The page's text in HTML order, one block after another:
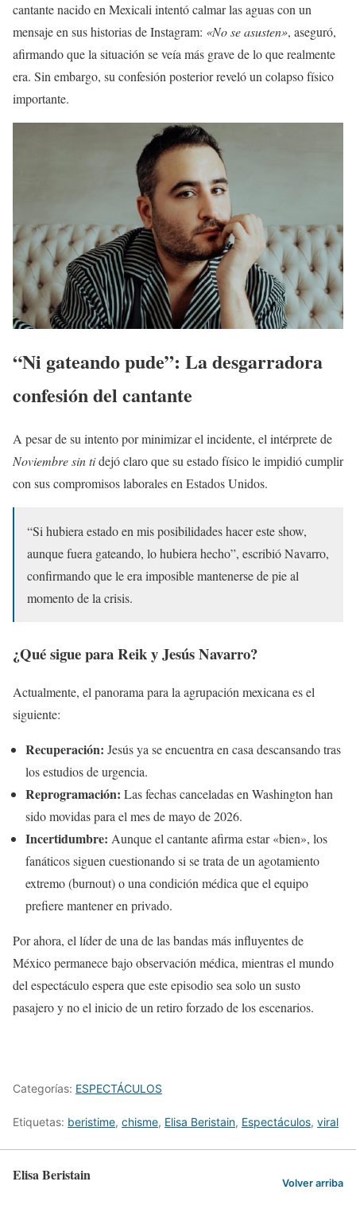
cantante nacido en Mexicali intentó calmar las aguas con un
mensaje en sus historias de Instagram: «No se asusten», aseguró,
afirmando que la situación se veía más grave de lo que realmente
era. Sin embargo, su confesión posterior reveló un colapso físico
importante.
“Ni gateando pude”: La desgarradora
confesión del cantante
A pesar de su intento por minimizar el incidente, el intérprete de
Noviembre sin tidejó claro que su estado físico le impidió cumplir
con sus compromisos laborales en Estados Unidos.
“Si hubiera estado en mis posibilidades hacer este show,
aunque fuera gateando, lo hubiera hecho”, escribió Navarro,
confirmando que le era imposible mantenerse de pie al
momento de la crisis.
¿Qué sigue para Reik y Jesús Navarro?
Actualmente, el panorama para la agrupación mexicana es el
siguiente:
Recuperación: Jesús ya se encuentra en casa descansando tras
los estudios de urgencia.
Reprogramación: Las fechas canceladas en Washington han
sido movidas para el mes de mayo de 2026.
Incertidumbre: Aunque el cantante afirma estar «bien», los
fanáticos siguen cuestionando si se trata de un agotamiento
extremo (burnout) o una condición médica que el equipo
prefiere mantener en privado.
Por ahora, el líder de una de las bandas más influyentes de
México permanece bajo observación médica, mientras el mundo
del espectáculo espera que este episodio sea solo un susto
pasajero y no el inicio de un retiro forzado de los escenarios.
Categorías: ESPECTÁCULOS
Etiquetas: beristime, chisme, Elisa Beristain, Espectáculos, viral
Elisa Beristain Volver arriba